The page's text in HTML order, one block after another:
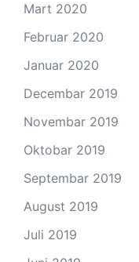
Mart 2020
Februar 2020
Januar 2020
Decembar 2019
Novembar 2019
Oktobar 2019
Septembar 2019
August 2019
Juli 2019